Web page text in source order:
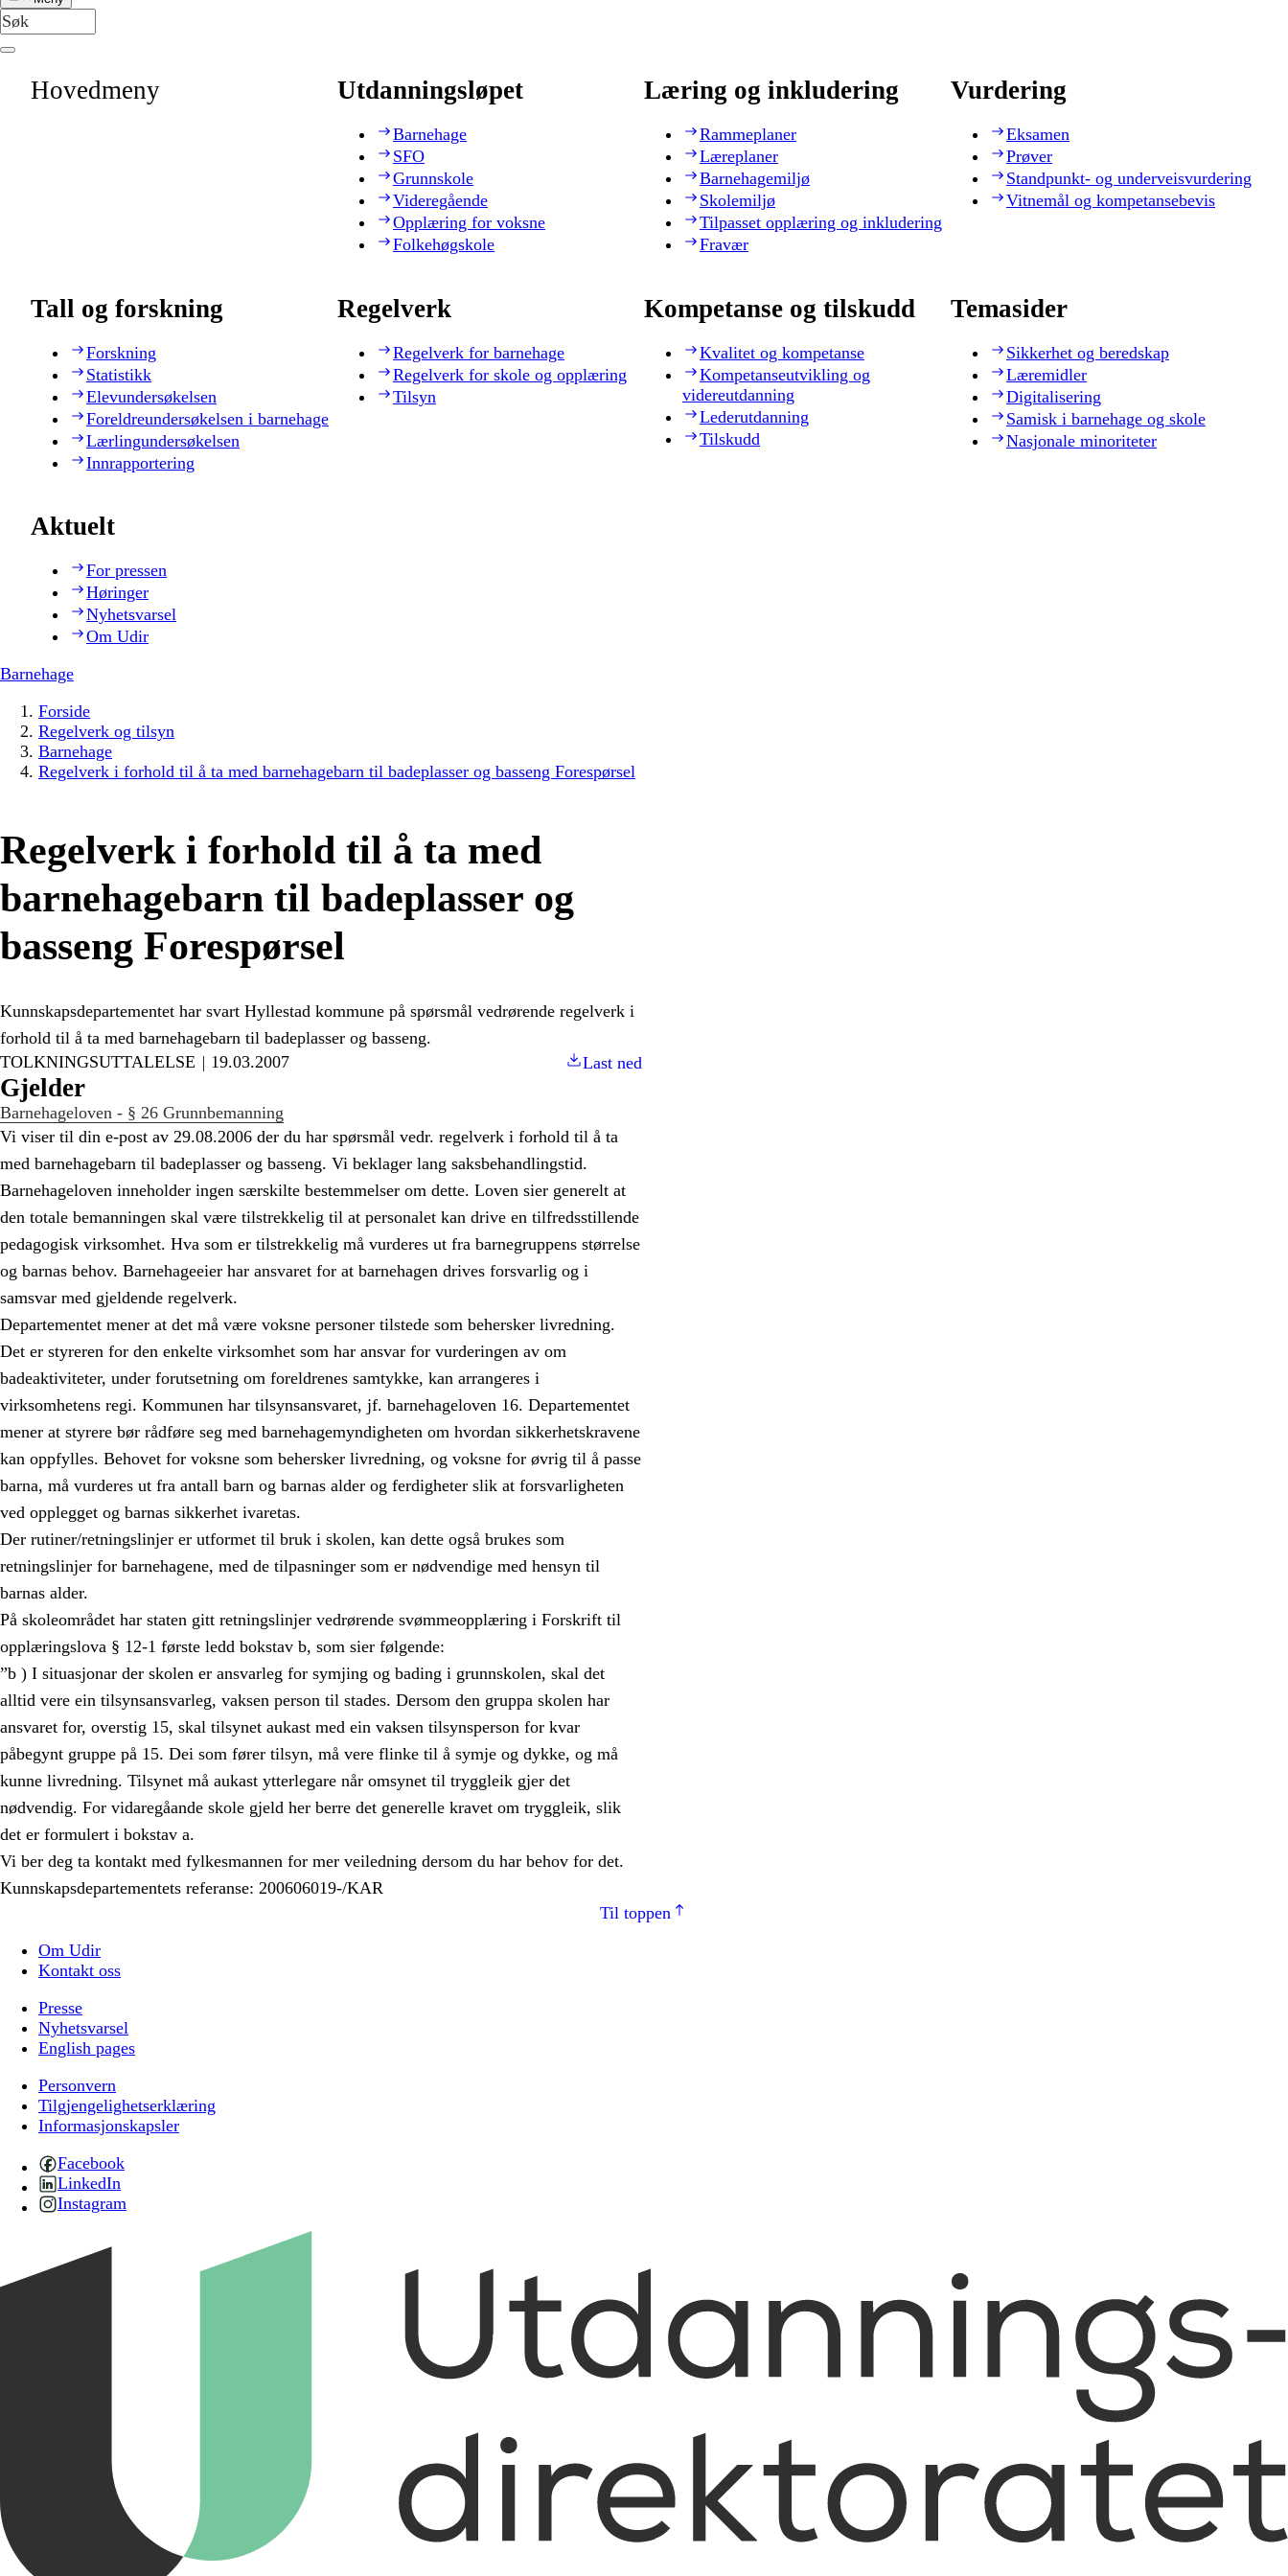
Hovedmeny Utdanningsløpet
Barnehage
SFO
Grunnskole
Videregående
Opplæring for voksne
Folkehøgskole
Læring og inkludering
Rammeplaner
Læreplaner
Barnehagemiljø
Skolemiljø
Tilpasset opplæring og inkludering
Fravær
Vurdering
Eksamen
Prøver
Standpunkt- og underveisvurdering
Vitnemål og kompetansebevis
Tall og forskning
Forskning
Statistikk
Elevundersøkelsen
Foreldreundersøkelsen i barnehage
Lærlingundersøkelsen
Innrapportering
Regelverk
Regelverk for barnehage
Regelverk for skole og opplæring
Tilsyn
Kompetanse og tilskudd
Kvalitet og kompetanse
Kompetanseutvikling og
videreutdanning
Lederutdanning
Tilskudd
Temasider
Sikkerhet og beredskap
Læremidler
Digitalisering
Samisk i barnehage og skole
Nasjonale minoriteter
Aktuelt
For pressen
Høringer
Nyhetsvarsel
Om Udir
Barnehage
Forside
Regelverk og tilsyn
Barnehage
Regelverk i forhold til å ta med barnehagebarn til badeplasser og basseng Forespørsel
Regelverk i forhold til å ta med
barnehagebarn til badeplasser og
basseng Forespørsel
Kunnskapsdepartementet har svart Hyllestad kommune på spørsmål vedrørende regelverk i
forhold til å ta med barnehagebarn til badeplasser og basseng.
TOLKNINGSUTTALELSE
19.03.2007 Last ned
Gjelder
Barnehageloven - § 26 Grunnbemanning
Vi viser til din e-post av 29.08.2006 der du har spørsmål vedr. regelverk i forhold til å ta
med barnehagebarn til badeplasser og basseng. Vi beklager lang saksbehandlingstid.
Barnehageloven inneholder ingen særskilte bestemmelser om dette. Loven sier generelt at
den totale bemanningen skal være tilstrekkelig til at personalet kan drive en tilfredsstillende
pedagogisk virksomhet. Hva som er tilstrekkelig må vurderes ut fra barnegruppens størrelse
og barnas behov. Barnehageeier har ansvaret for at barnehagen drives forsvarlig og i
samsvar med gjeldende regelverk.
Departementet mener at det må være voksne personer tilstede som behersker livredning.
Det er styreren for den enkelte virksomhet som har ansvar for vurderingen av om
badeaktiviteter, under forutsetning om foreldrenes samtykke, kan arrangeres i
virksomhetens regi. Kommunen har tilsynsansvaret, jf. barnehageloven 16. Departementet
mener at styrere bør rådføre seg med barnehagemyndigheten om hvordan sikkerhetskravene
kan oppfylles. Behovet for voksne som behersker livredning, og voksne for øvrig til å passe
barna, må vurderes ut fra antall barn og barnas alder og ferdigheter slik at forsvarligheten
ved opplegget og barnas sikkerhet ivaretas.
Der rutiner/retningslinjer er utformet til bruk i skolen, kan dette også brukes som
retningslinjer for barnehagene, med de tilpasninger som er nødvendige med hensyn til
barnas alder.
På skoleområdet har staten gitt retningslinjer vedrørende svømmeopplæring i Forskrift til
opplæringslova § 12-1 første ledd bokstav b, som sier følgende:
”b ) I situasjonar der skolen er ansvarleg for symjing og bading i grunnskolen, skal det
alltid vere ein tilsynsansvarleg, vaksen person til stades. Dersom den gruppa skolen har
ansvaret for, overstig 15, skal tilsynet aukast med ein vaksen tilsynsperson for kvar
påbegynt gruppe på 15. Dei som fører tilsyn, må vere flinke til å symje og dykke, og må
kunne livredning. Tilsynet må aukast ytterlegare når omsynet til tryggleik gjer det
nødvendig. For vidaregåande skole gjeld her berre det generelle kravet om tryggleik, slik
det er formulert i bokstav a.
Vi ber deg ta kontakt med fylkesmannen for mer veiledning dersom du har behov for det.
Kunnskapsdepartementets referanse: 200606019-/KAR
Til toppen
Om Udir
Kontakt oss
Presse
Nyhetsvarsel
English pages
Personvern
Tilgjengelighetserklæring
Informasjonskapsler
Facebook
LinkedIn
Instagram